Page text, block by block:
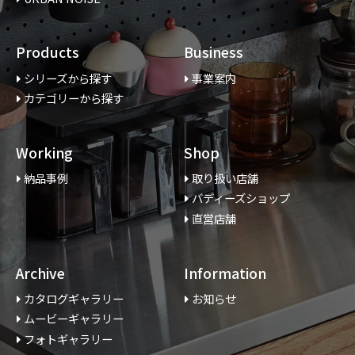
Products
シリーズから探す
カテゴリーから探す
Business
事業案内
Working
納品事例
Shop
取り扱い店舗
バディーズショップ
直営店舗
Archive
カタログギャラリー
ムービーギャラリー
フォトギャラリー
Information
お知らせ